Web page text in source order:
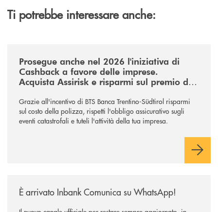
Ti potrebbe interessare anche:
Prosegue anche nel 2026 l'iniziativa di
Cashback a favore delle imprese.
Acquista Assirisk e risparmi sul premio del
Grazie all'incentivo di BTS Banca Trentino-Südtirol risparmi
sul costo della polizza, rispetti l'obbligo assicurativo sugli
eventi catastrofali e tuteli l'attività della tua impresa.
È arrivato Inbank Comunica su WhatsApp!